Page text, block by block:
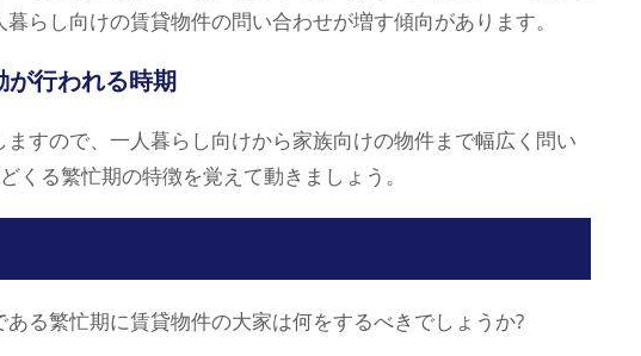
らし向けの賃貸物件の問い合わせが増す傾向があります。
行われる時期
すので、一人暮らし向けから家族向けの物件まで幅広く問い
くる繁忙期の特徴を覚えて動きましょう。
る繁忙期に賃貸物件の大家は何をするべきでしょうか?